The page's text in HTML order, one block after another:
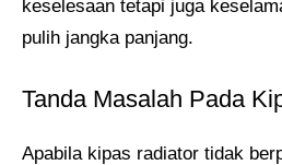
keselesaan tetapi juga
pulih jangka panjang.
Tanda Masalah Pada
Apabila kipas radiator tidak